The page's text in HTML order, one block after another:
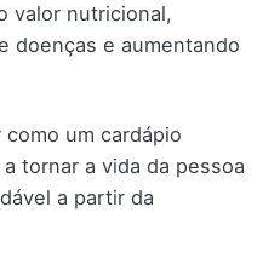
valor nutricional,
doenças e aumentando
um cardápio
tornar a vida da pessoa
a partir da